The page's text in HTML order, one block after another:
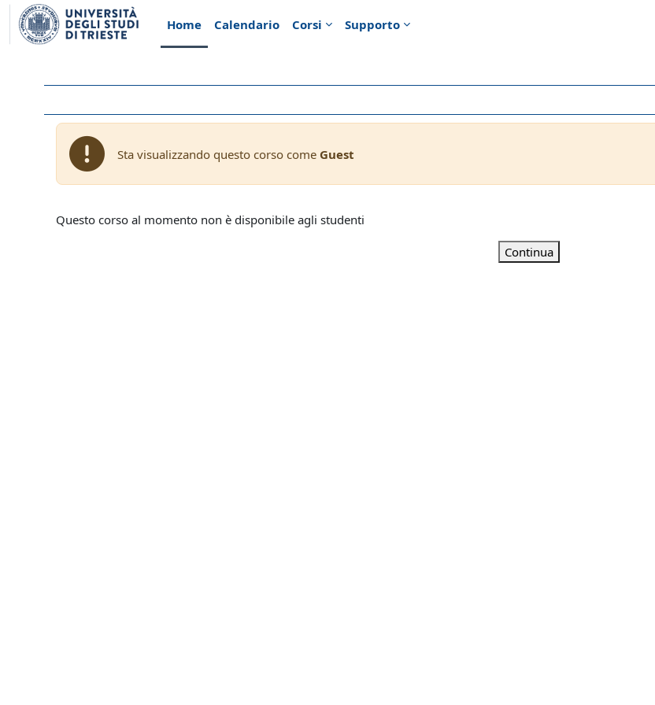
Vai al contenuto principale
Home
Calendario Corsi Supporto
Sta visualizzando questo corso come Guest
Questo corso al momento non è disponibile agli studenti
Continua